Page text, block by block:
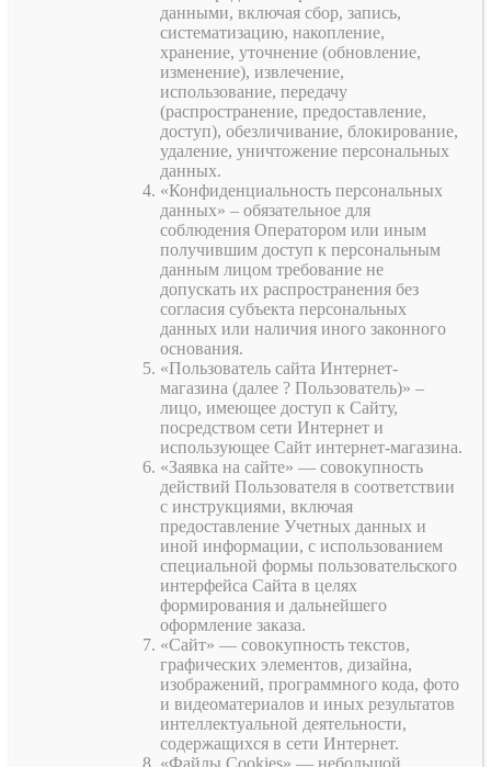
данными, включая сбор, запись,
систематизацию, накопление,
хранение, уточнение (обновление,
изменение), извлечение,
использование, передачу
(распространение, предоставление,
доступ), обезличивание, блокирование,
удаление, уничтожение персональных
данных.
«Конфиденциальность персональных
данных» – обязательное для
соблюдения Оператором или иным
получившим доступ к персональным
данным лицом требование не
допускать их распространения без
согласия субъекта персональных
данных или наличия иного законного
основания.
«Пользователь сайта Интернет-
магазина (далее ? Пользователь)» –
лицо, имеющее доступ к Сайту,
посредством сети Интернет и
использующее Сайт интернет-магазина.
«Заявка на сайте» — совокупность
действий Пользователя в соответствии
с инструкциями, включая
предоставление Учетных данных и
иной информации, с использованием
специальной формы пользовательского
интерфейса Сайта в целях
формирования и дальнейшего
оформление заказа.
«Сайт» — совокупность текстов,
графических элементов, дизайна,
изображений, программного кода, фото
и видеоматериалов и иных результатов
интеллектуальной деятельности,
содержащихся в сети Интернет.
«Файлы Cookies» — небольшой